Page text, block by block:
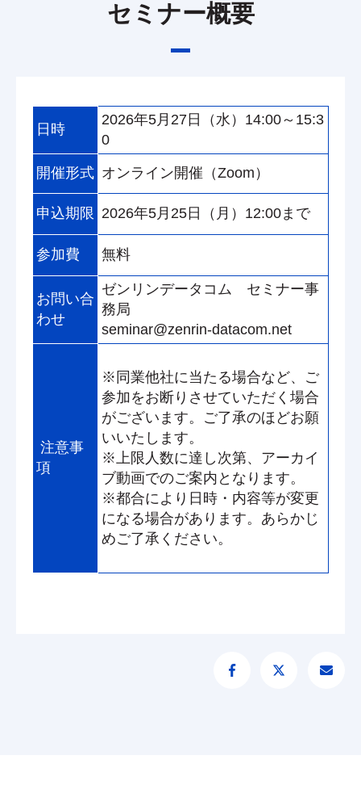
セミナー概要
日時
2026年5月27日（水）14:00～15:3
0
開催形式 オンライン開催（Zoom）
申込期限 2026年5月25日（月）12:00まで
参加費 無料
お問い合
わせ
ゼンリンデータコム セミナー事
務局
seminar@zenrin-datacom.net
注意事
項
※同業他社に当たる場合など、ご
参加をお断りさせていただく場合
がございます。ご了承のほどお願
いいたします。
※上限人数に達し次第、アーカイ
ブ動画でのご案内となります。
※都合により日時・内容等が変更
になる場合があります。あらかじ
めご了承ください。